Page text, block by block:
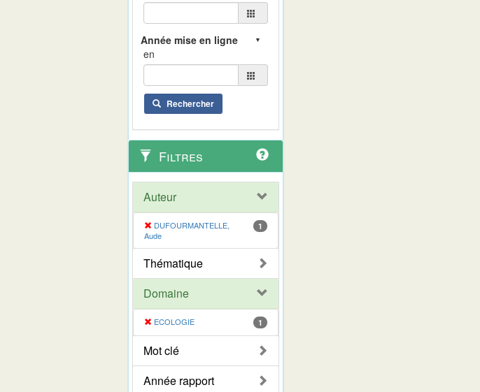
en
Rechercher
Filtres
Auteur
DUFOURMANTELLE,
Aude
1
Thématique
Domaine
ECOLOGIE 1
Mot clé
Année rapport